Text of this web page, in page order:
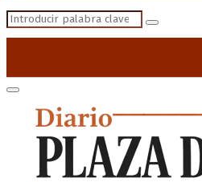
Search
Search
Primary
Menu